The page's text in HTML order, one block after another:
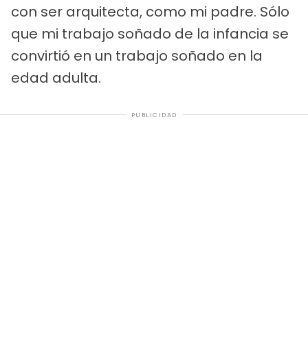
con ser arquitecta, como mi padre. Sólo
que mi trabajo soñado de la infancia se
convirtió en un trabajo soñado en la
edad adulta.
PUBLICIDAD